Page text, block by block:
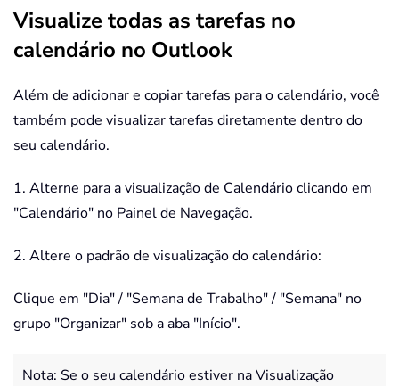
Visualize todas as tarefas no
calendário no Outlook
Além de adicionar e copiar tarefas para o calendário, você
também pode visualizar tarefas diretamente dentro do
seu calendário.
1. Alterne para a visualização de Calendário clicando em
"Calendário" no Painel de Navegação.
2. Altere o padrão de visualização do calendário:
Clique em "Dia" / "Semana de Trabalho" / "Semana" no
grupo "Organizar" sob a aba "Início".
Nota: Se o seu calendário estiver na Visualização